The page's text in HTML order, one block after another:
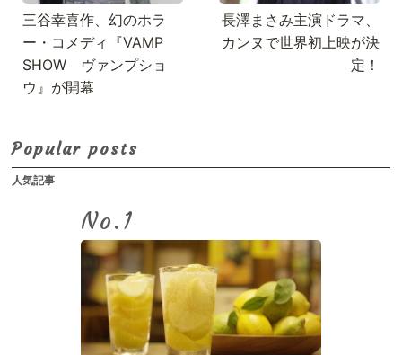
三谷幸喜作、幻のホラ
ー・コメディ『VAMP
SHOW ヴァンプショ
ウ』が開幕
長澤まさみ主演ドラマ、
カンヌで世界初上映が決
定！
Popular posts
人気記事
No.